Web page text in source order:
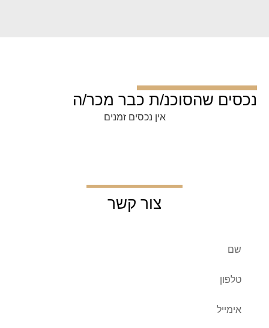
נכסים שהסוכנ/ת כבר מכר/ה
אין נכסים זמנים
צור קשר